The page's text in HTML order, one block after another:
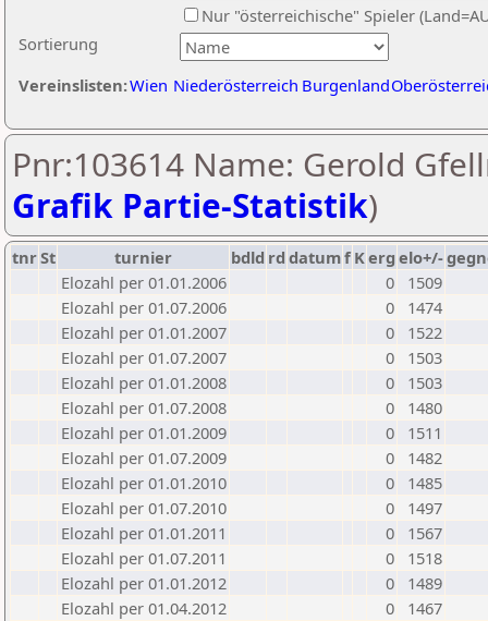
Sortierung
Nur "österreichische" Spieler
Vereinslisten:Wien Niederösterreich Burgenland
Pnr:103614 Name: Gerold
Grafik Partie-Statistik)
tnrSt turnier bdld rd datumf Kerg elo+/-
Elozahl per 01.01.2006
0
1509
Elozahl per 01.07.2006
0
1474
Elozahl per 01.01.2007
0
1522
Elozahl per 01.07.2007
0
1503
Elozahl per 01.01.2008
0
1503
Elozahl per 01.07.2008
0
1480
Elozahl per 01.01.2009
0
1511
Elozahl per 01.07.2009
0
1482
Elozahl per 01.01.2010
0
1485
Elozahl per 01.07.2010
0
1497
Elozahl per 01.01.2011
0
1567
Elozahl per 01.07.2011
0
1518
Elozahl per 01.01.2012
0
1489
Elozahl per 01.04.2012
0
1467